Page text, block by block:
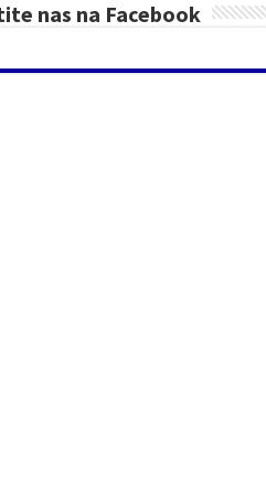
nas na Facebook